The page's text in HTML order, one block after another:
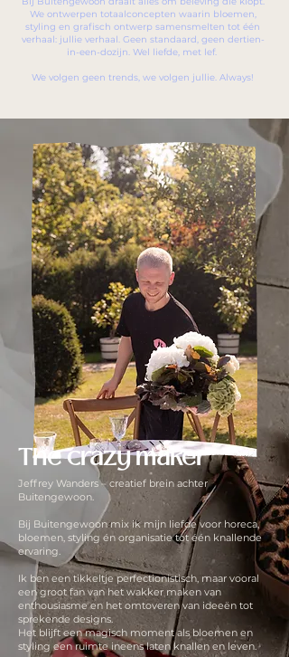
We ontwerpen totaalconcepten waarin bloemen,
styling en grafisch ontwerp samensmelten tot één
verhaal: jullie verhaal. Geen standaard, geen dertien-
in-een-dozijn. Wel liefde, met lef.
We volgen geen trends, we volgen jullie. Always!
The crazy maker
Jeffrey Wanders – creatief brein achter
Buitengewoon.
Bij Buitengewoon mix ik mijn liefde voor horeca,
bloemen, styling én organisatie tot één knallende
ervaring.
Ik ben een tikkeltje perfectionistisch, maar vooral
een groot fan van het wakker maken van
enthousiasme en het omtoveren van ideeën tot
sprekende designs.
Het blijft een magisch moment als bloemen en
styling een ruimte ineens laten knallen en leven.